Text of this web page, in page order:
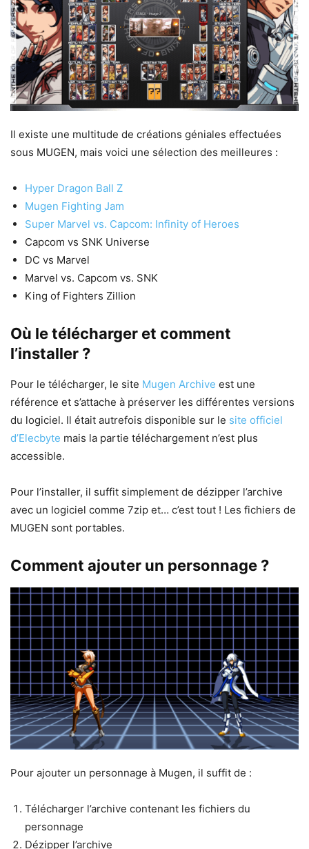
Il existe une multitude de créations géniales effectuées
sous MUGEN, mais voici une sélection des meilleures :
Hyper Dragon Ball Z
Mugen Fighting Jam
Super Marvel vs. Capcom: Infinity of Heroes
Capcom vs SNK Universe
DC vs Marvel
Marvel vs. Capcom vs. SNK
King of Fighters Zillion
Où le télécharger et comment
l’installer ?
Pour le télécharger, le site Mugen Archive est une
référence et s’attache à préserver les différentes versions
du logiciel. Il était autrefois disponible sur le site officiel
d’Elecbyte mais la partie téléchargement n’est plus
accessible.
Pour l’installer, il suffit simplement de dézipper l’archive
avec un logiciel comme 7zip et… c’est tout ! Les fichiers de
MUGEN sont portables.
Comment ajouter un personnage ?
Pour ajouter un personnage à Mugen, il suffit de :
Télécharger l’archive contenant les fichiers du
personnage
Dézipper l’archive